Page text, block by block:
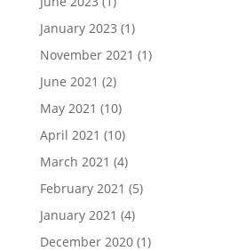
January 2023 (1)
November 2021 (1)
June 2021 (2)
May 2021 (10)
April 2021 (10)
March 2021 (4)
February 2021 (5)
January 2021 (4)
December 2020(1)